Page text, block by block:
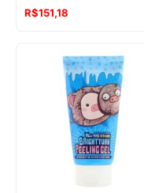
R$151,18